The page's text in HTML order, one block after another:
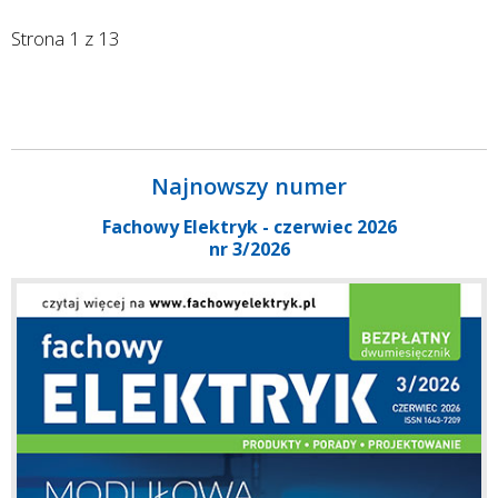
Strona 1 z 13
Najnowszy numer
Fachowy Elektryk - czerwiec 2026
nr 3/2026